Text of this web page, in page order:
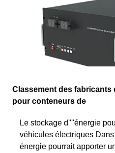
Classement des fabricants
pour conteneurs de
Le stockage d''''énergie
véhicules électriques
énergie pourrait apporter